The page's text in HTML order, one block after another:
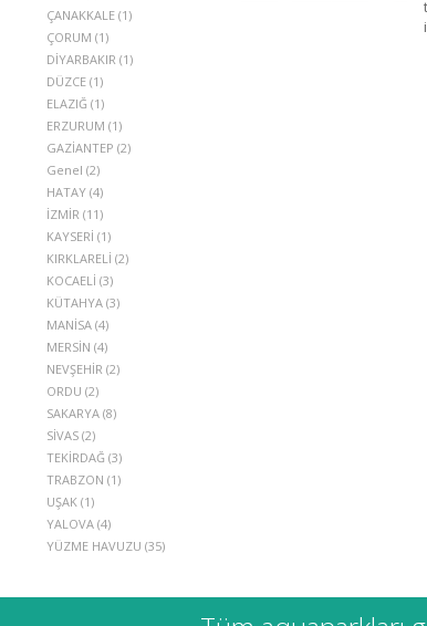
ÇANAKKALE (1)
ÇORUM (1)
DİYARBAKIR (1)
DÜZCE (1)
ELAZIĞ (1)
ERZURUM (1)
GAZİANTEP (2)
Genel (2)
HATAY (4)
İZMİR (11)
KAYSERİ (1)
KIRKLARELİ (2)
KOCAELİ (3)
KÜTAHYA (3)
MANİSA (4)
MERSİN (4)
NEVŞEHİR (2)
ORDU (2)
SAKARYA (8)
SİVAS (2)
TEKİRDAĞ (3)
TRABZON (1)
UŞAK (1)
YALOVA (4)
YÜZME HAVUZU (35)